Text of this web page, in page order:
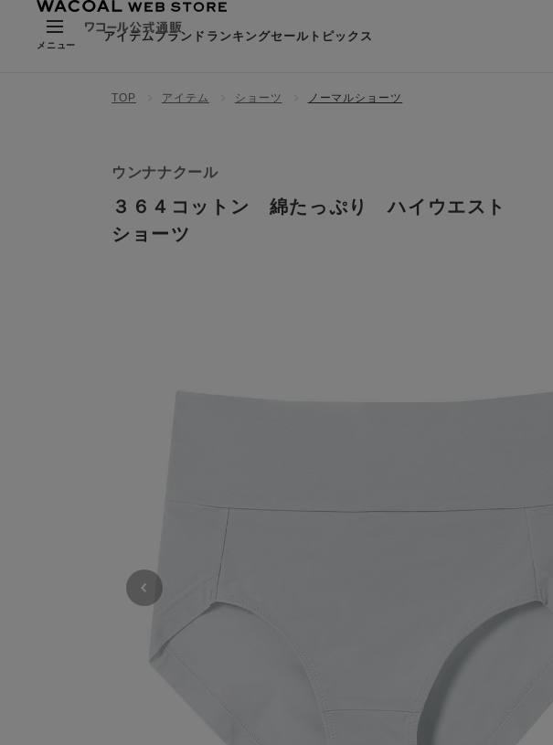
メニュー
アイテムブランド ランキングセールトピックス
TOP アイテム ショーツ ノーマルショーツ
ウンナナクール
３６４コットン 綿たっぷり ハイウエスト
ショーツ